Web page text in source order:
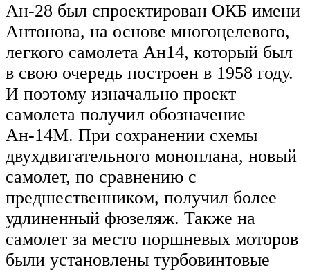
Ан-28 был спроектирован ОКБ имени
Антонова, на основе многоцелевого,
легкого самолета Ан14, который был
в свою очередь построен в 1958 году.
И поэтому изначально проект
самолета получил обозначение
Ан-14М. При сохранении схемы
двухдвигательного моноплана, новый
самолет, по сравнению с
предшественником, получил более
удлиненный фюзеляж. Также на
самолет за место поршневых моторов
были установлены турбовинтовые